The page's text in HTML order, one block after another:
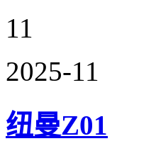
11
2025-11
纽曼Z01